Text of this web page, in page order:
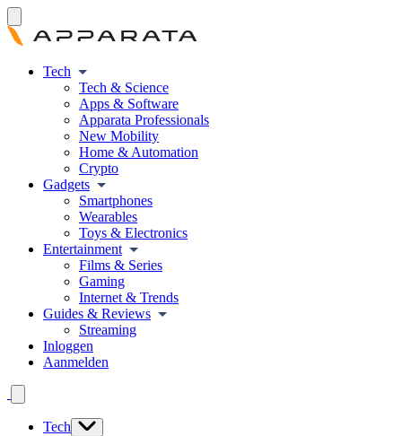
Tech
Tech & Science
Apps & Software
Apparata Professionals
New Mobility
Home & Automation
Crypto
Gadgets
Smartphones
Wearables
Toys & Electronics
Entertainment
Films & Series
Gaming
Internet & Trends
Guides & Reviews
Streaming
Inloggen
Aanmelden
Tech